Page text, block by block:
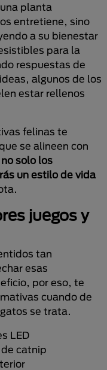
planta
entretiene, sino
a su bienestar
para la
respuestas de
algunos de los
estar rellenos
felinas te
se alineen con
no solo los
un estilo de vida
juegos y
tan
esas
por eso, te
cuando de
se trata.
LED
catnip